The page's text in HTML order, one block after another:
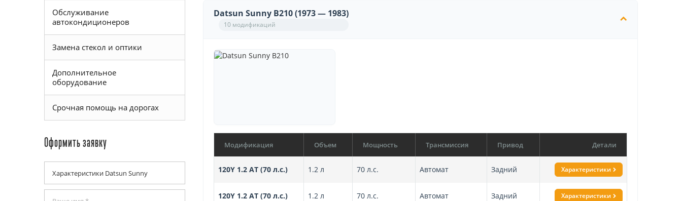
Datsun Sunny B210 (1973 — 1983)
10 модификаций
Модификация Объем Мощность Трансмиссия Привод Детали
120Y 1.2 AT (70 л.с.) 1.2 л 70 л.с. Автомат Задний Характеристики
120Y 1.2 AT (70 л.с.) 1.2 л 70 л.с. Автомат Задний Характеристики
Обслуживание
автокондиционеров
Замена стекол и оптики
Дополнительное
оборудование
Срочная помощь на дорогах
Оформить заявку